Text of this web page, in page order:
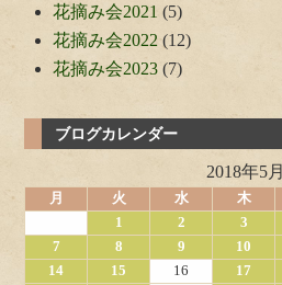
花摘み会2021 (5)
花摘み会2022 (12)
花摘み会2023 (7)
ブログカレンダー
2018年5月
月 火 水 木
1
2 3
7
8 9 10
14
15 16 17